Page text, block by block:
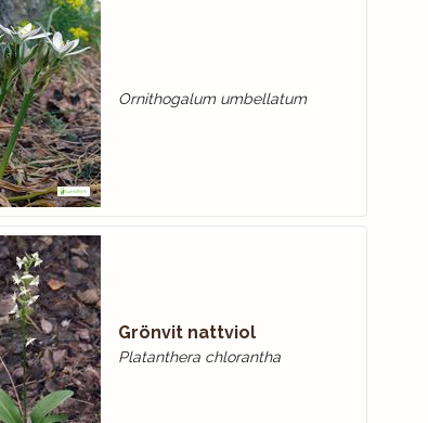
Ornithogalum umbellatum
Grönvit nattviol
Platanthera chlorantha